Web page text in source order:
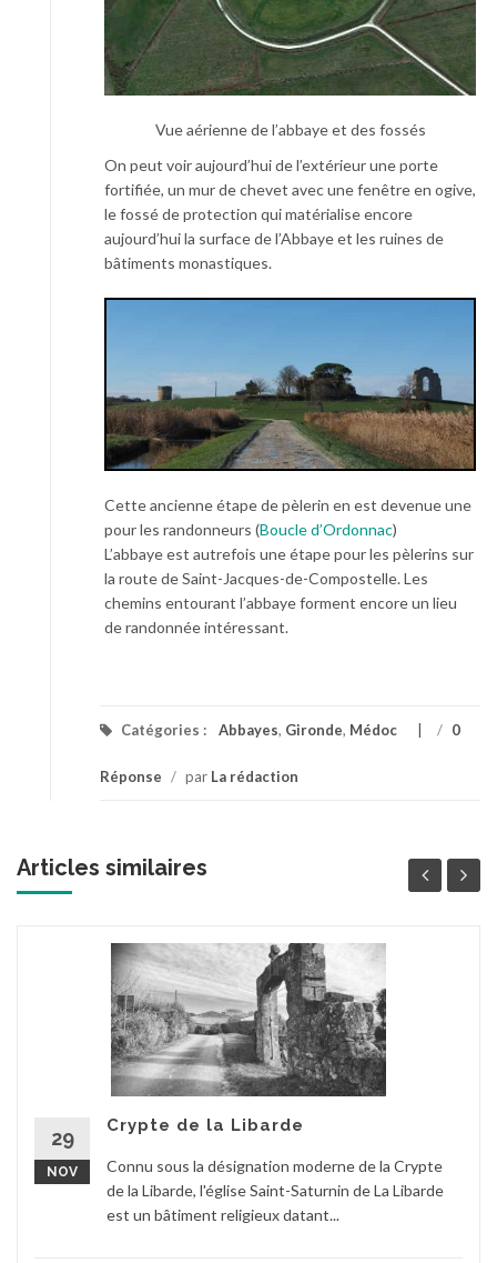
Vue aérienne de l’abbaye et des fossés
On peut voir aujourd’hui de l’extérieur une porte
fortifiée, un mur de chevet avec une fenêtre en ogive,
le fossé de protection qui matérialise encore
aujourd’hui la surface de l’Abbaye et les ruines de
bâtiments monastiques.
Cette ancienne étape de pèlerin en est devenue une
pour les randonneurs (Boucle d’Ordonnac)
L’abbaye est autrefois une étape pour les pèlerins sur
la route de Saint-Jacques-de-Compostelle. Les
chemins entourant l’abbaye forment encore un lieu
de randonnée intéressant.
Catégories : Abbayes, Gironde, Médoc / 0
Réponse / par La rédaction
Articles similaires
29
NOV
Crypte de la Libarde
Connu sous la désignation moderne de la Crypte
de la Libarde, l'église Saint-Saturnin de La Libarde
est un bâtiment religieux datant...